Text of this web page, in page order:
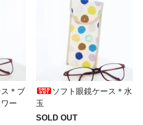
＊ブ
ー
ソフト眼鏡ケース＊水
玉
SOLD OUT